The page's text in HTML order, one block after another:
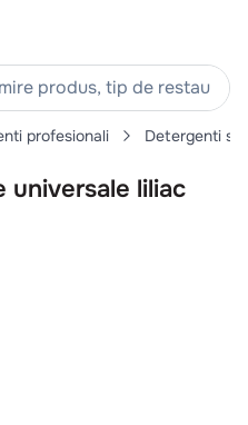
tip de restaurant,
profesionali Detergenti
liliac